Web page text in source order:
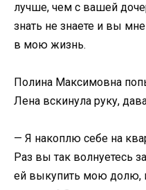
лучше, чем с вашей
знать не знаете и вы
в мою жизнь.
Полина Максимовна
Лена вскинула руку,
— Я накоплю себе на
Раз вы так волнуетесь
ей выкупить мою долю,